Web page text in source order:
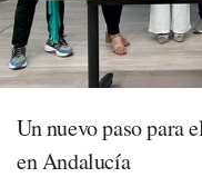
Un nuevo paso para
en Andalucía